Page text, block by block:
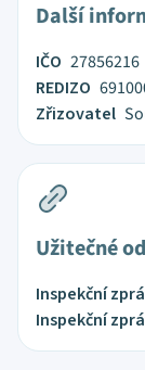
Další
IČO 27856216
REDIZO
Zřizovatel
Užitečné
Inspekční
Inspekční